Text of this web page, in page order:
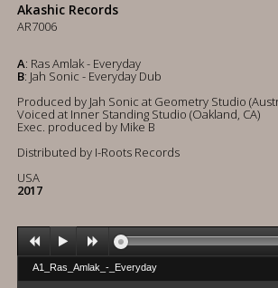
Akashic Records
AR7006
A: Ras Amlak - Everyday
B: Jah Sonic - Everyday Dub
Produced by Jah Sonic at Geometry Studio
Voiced at Inner Standing Studio (Oakland, CA)
Exec. produced by Mike B
Distributed by I-Roots Records
USA
2017
A1_Ras_Amlak_-_Everyday